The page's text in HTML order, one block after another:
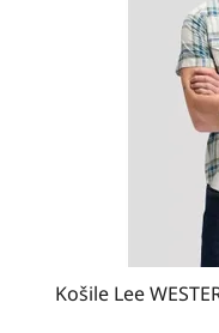
Košile Lee